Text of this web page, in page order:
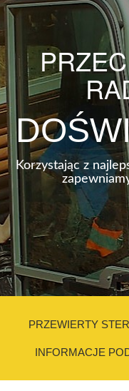
Korzystając z
PRZEWIERTY
INFORMACJE